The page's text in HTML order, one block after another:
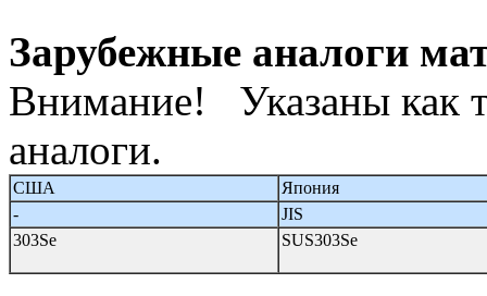
Зарубежные аналоги
Внимание! Указаны как
аналоги.
США
Япония
-
JIS
303Se
SUS303Se